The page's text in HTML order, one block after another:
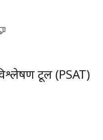
टूल (PSAT)